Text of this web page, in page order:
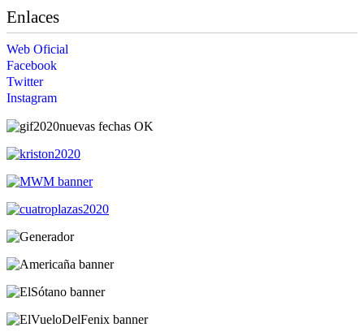
Enlaces
Web Oficial
Facebook
Twitter
Instagram